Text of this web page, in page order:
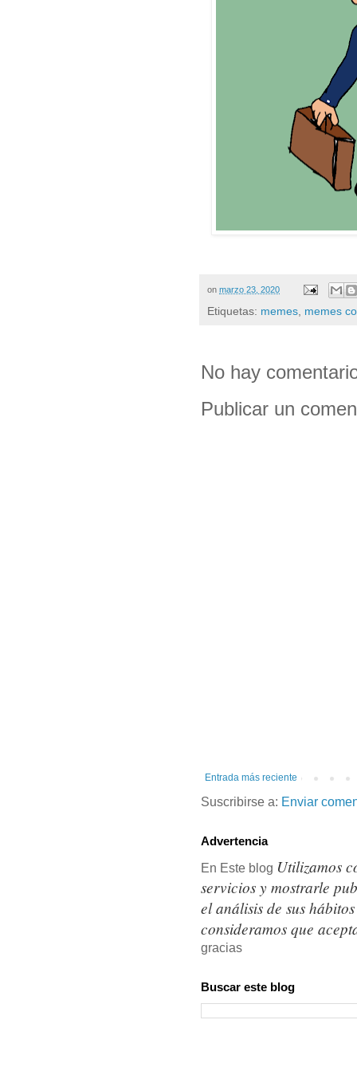
on marzo 23, 2020
Etiquetas: memes memes
No hay
Publicar un
Entrada más reciente
Suscribirse a: Enviar
Advertencia
En Este blog Utilizamos
servicios y mostrarle
el análisis de sus
consideramos que
gracias
Buscar este blog